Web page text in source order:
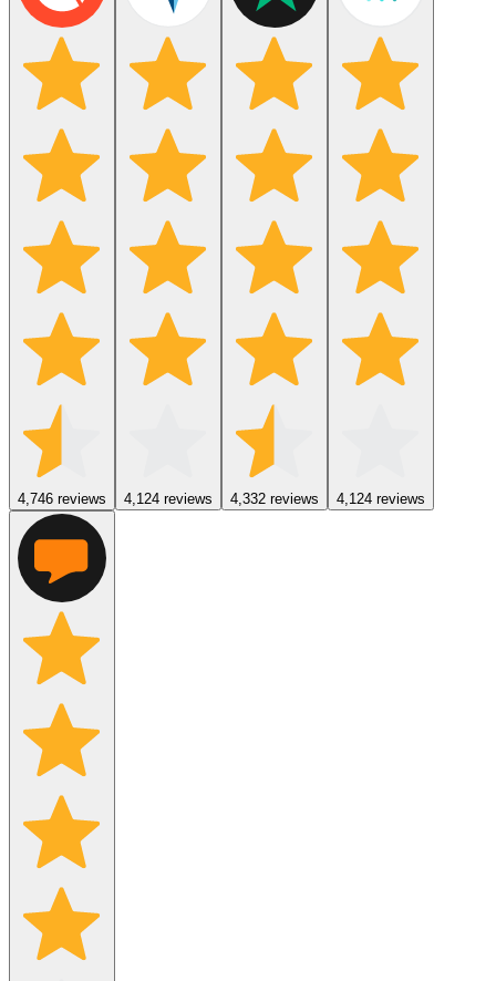
4,746 reviews 4,124 reviews 4,332 reviews 4,124 reviews